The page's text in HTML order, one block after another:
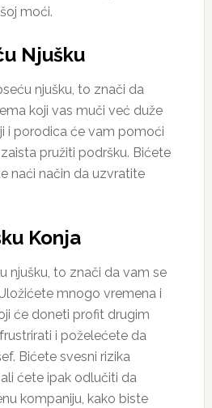
moći.
Njušku
njušku, to znači da
koji vas muči već duže
i porodica će vam pomoći
pružiti podršku. Bićete
naći način da uzvratite
Konja
njušku, to znači da vam se
mnogo vremena i
će doneti profit drugim
i poželećete da
Bićete svesni rizika
ćete ipak odlučiti da
kompaniju, kako biste